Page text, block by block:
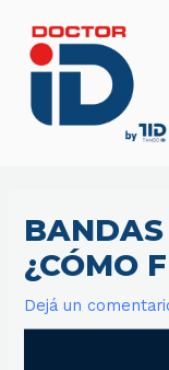
contenido
¿CÓMO
Dejá un